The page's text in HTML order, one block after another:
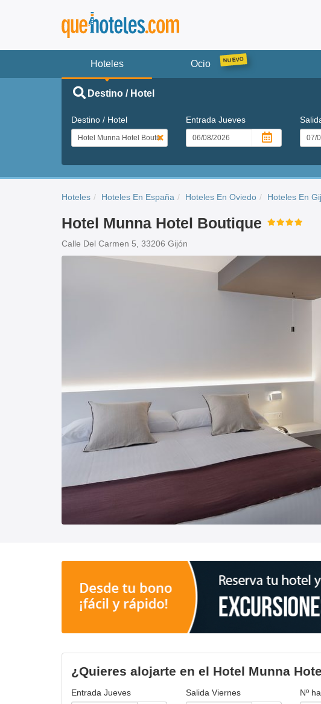
Hoteles Ocio
Destino / Hotel
Destino / Hotel Entrada Jueves
Hoteles Hoteles En España Hoteles En Oviedo Hoteles En
Hotel Munna Hotel Boutique
Calle Del Carmen 5, 33206 Gijón
¿Quieres alojarte en el Hotel Munna
Entrada Jueves Salida Viernes Nº